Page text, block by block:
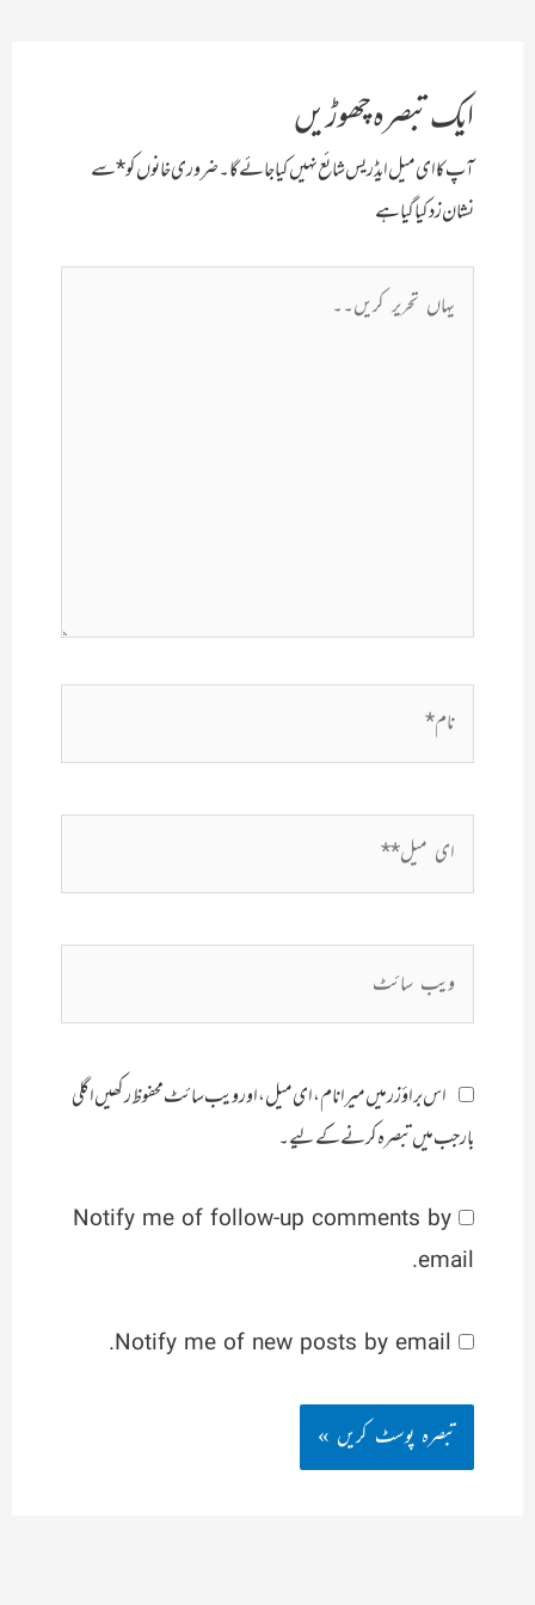
ایک تبصرہ چھوڑیں
آپ کا ای میل ایڈریس شائع نہیں کیا جائے گا۔ضروری خانوں کو*سے
نشان زد کیا گیا ہے
تحریر
میل**
اس براؤزر میں میرا نام، ای میل، اور ویب سائٹ محفوظ رکھیں اگلی
بار جب میں تبصرہ کرنے کےلیے۔
Notify me of follow-up comments by
email.
Notify me of new posts by email.